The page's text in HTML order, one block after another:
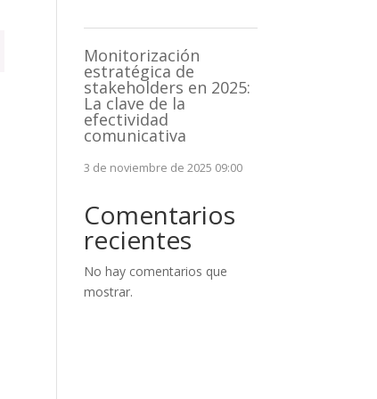
Monitorización
estratégica de
stakeholders en 2025:
La clave de la
efectividad
comunicativa
3 de noviembre de 2025 09:00
Comentarios
recientes
No hay comentarios que
mostrar.